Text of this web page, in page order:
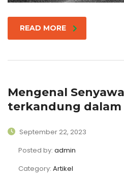
READ MORE
Mengenal
terkandung
September 22, 2023
Posted by: admin
Category: Artikel